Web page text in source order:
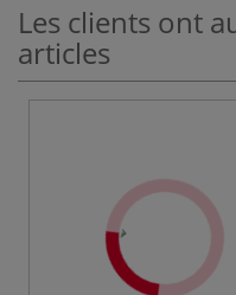
Les clients ont
articles